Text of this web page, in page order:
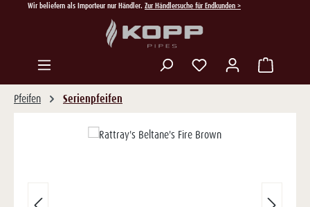
Zum Hauptinhalt springen
Wir beliefern als Importeur nur Händler. Zur Händlersuche für Endkunden >
Du hast 0 Produkte
Pfeifen Serienpfeifen
Bildergalerie überspringen